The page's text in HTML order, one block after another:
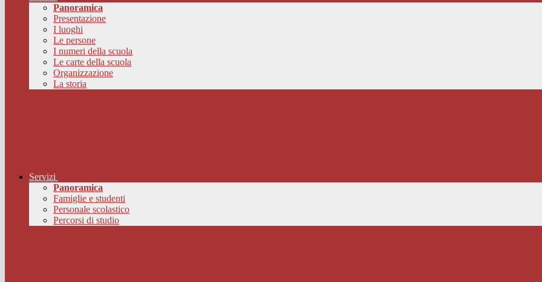
Panoramica
Presentazione
I luoghi
Le persone
I numeri della scuola
Le carte della scuola
Organizzazione
La storia
Servizi
Panoramica
Famiglie e studenti
Personale scolastico
Percorsi di studio